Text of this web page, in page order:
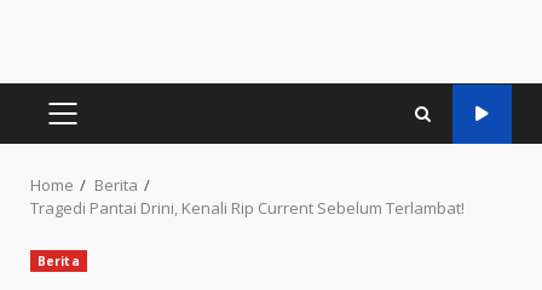
PRIMARY
Home
Berita
Tragedi Pantai Drini, Kenali Rip Current Sebelum Terlambat!
Berita